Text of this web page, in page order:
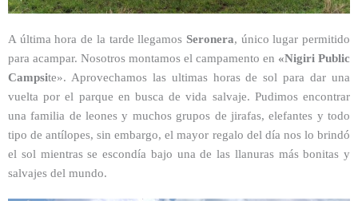
A última hora de la tarde llegamos Seronera, único lugar permitido
para acampar. Nosotros montamos el campamento en «Nigiri Public
Campsite». Aprovechamos las ultimas horas de sol para dar una
vuelta por el parque en busca de vida salvaje. Pudimos encontrar
una familia de leones y muchos grupos de jirafas, elefantes y todo
tipo de antílopes, sin embargo, el mayor regalo del día nos lo brindó
el sol mientras se escondía bajo una de las llanuras más bonitas y
salvajes del mundo.